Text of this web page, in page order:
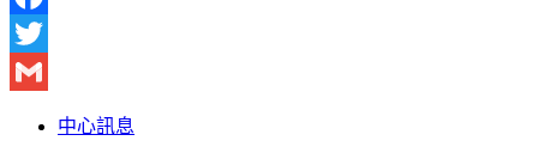
Facebook
Twitter
中心訊息